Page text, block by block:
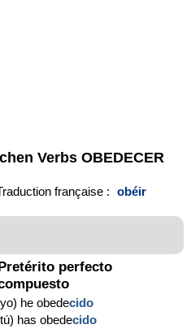
Verbs OBEDECER
française : obéir
Pretérito perfecto
he obedecido
has obedecido